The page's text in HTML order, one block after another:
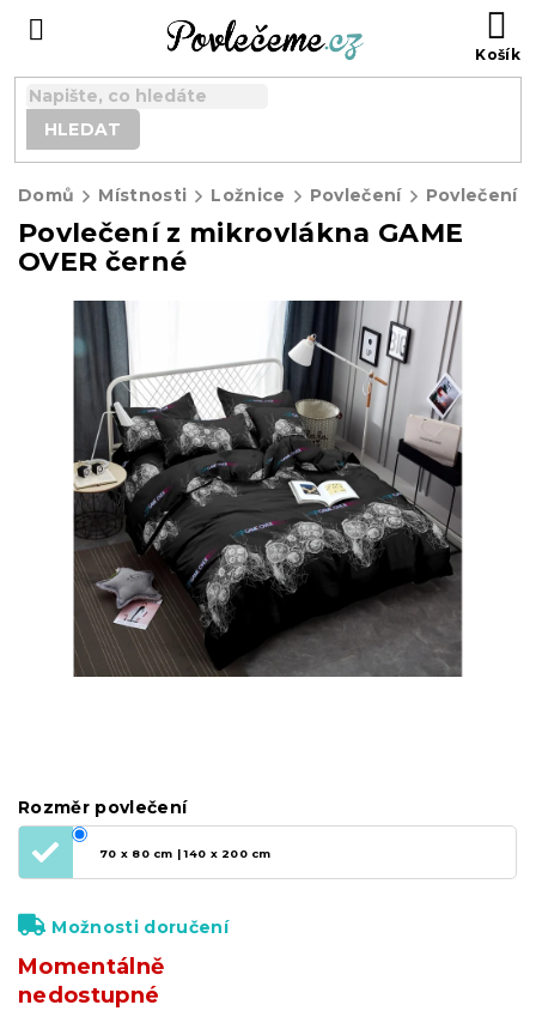
HLEDAT
Domů Místnosti Ložnice Povlečení Povlečení
Povlečení z mikrovlákna GAME
OVER černé
Momentálně
nedostupné
Rozměr povlečení
70 x 80 cm | 140 x 200 cm
Možnosti doručení